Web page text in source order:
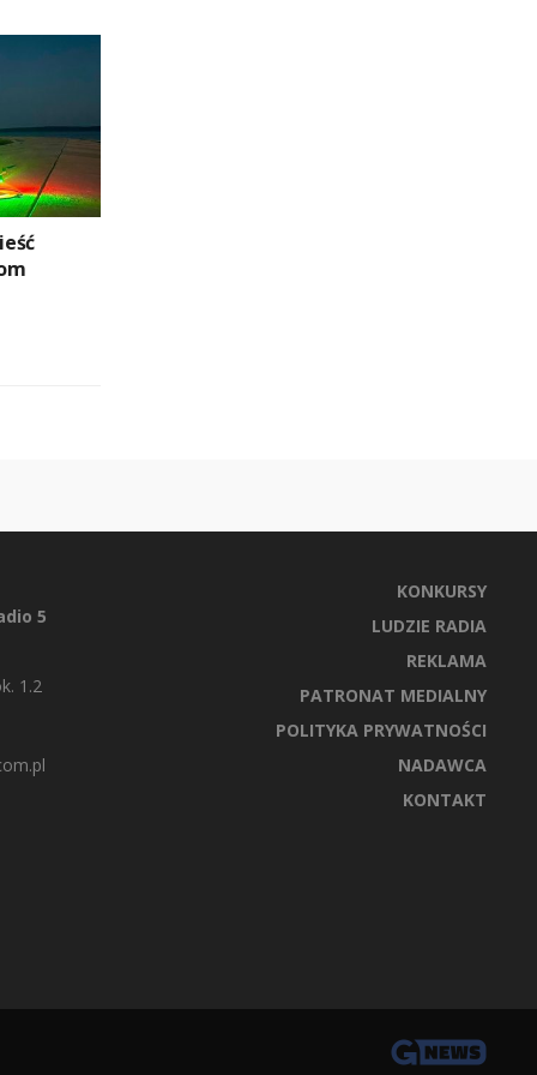
5
1.2
KONKURSY
LUDZIE RADIA
REKLAMA
PATRONAT MEDIALNY
POLITYKA PRYWATNOŚCI
NADAWCA
KONTAKT